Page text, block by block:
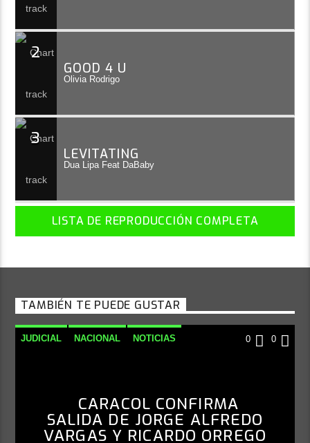
2
GOOD 4 U
Olivia Rodrigo
3
LEVITATING
Dua Lipa Feat DaBaby
LISTA DE REPRODUCCIÓN COMPLETA
TAMBIÉN TE PUEDE GUSTAR
JUDICIAL NACIONAL NOTICIAS 0 0
CARACOL CONFIRMA
SALIDA DE JORGE ALFREDO
VARGAS Y RICARDO ORREGO